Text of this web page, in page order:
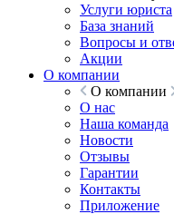
Услуги юриста
База знаний
Вопросы и
Акции
О компании
О компании
О нас
Наша команда
Новости
Отзывы
Гарантии
Контакты
Приложение